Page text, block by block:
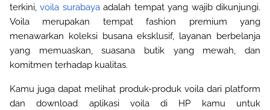
terkini,voila surabayaadalah tempat yang wajib dikunjungi.
Voila merupakan tempat fashion premium yang
menawarkan koleksi busana eksklusif, layanan berbelanja
yang memuaskan, suasana butik yang mewah, dan
komitmen terhadap kualitas.
Kamu juga dapat melihat produk-produk voila dari platform
dan download aplikasi voila di HP kamu untuk